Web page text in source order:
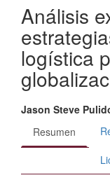
Análisis
logística
Jason Steve
Resumen